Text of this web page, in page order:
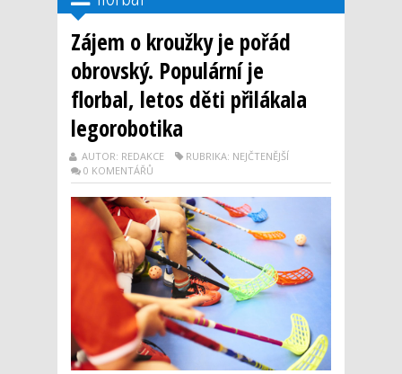
Zájem o kroužky je pořád
obrovský. Populární je
florbal, letos děti přilákala
legorobotika
AUTOR: REDAKCE
RUBRIKA: NEJČTENĚJŠÍ
0 KOMENTÁŘŮ